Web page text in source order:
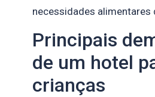
necessidades alimentares
Principais
de um hotel
crianças